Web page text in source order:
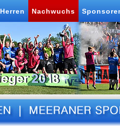
Herren Nachwuchs